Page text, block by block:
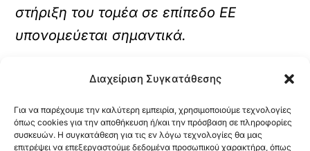
Διαχείριση Συγκατάθεσης
Για να παρέχουμε την καλύτερη εμπειρία, χρησιμοποιούμε τεχνολογίες
όπως cookies για την αποθήκευση ή/και την πρόσβαση σε πληροφορίες
συσκευών. Η συγκατάθεση για τις εν λόγω τεχνολογίες θα μας
επιτρέψει να επεξεργαστούμε δεδομένα προσωπικού χαρακτήρα, όπως
στήριξη του τομέα σε επίπεδο ΕΕ
υπονομεύεται σημαντικά.
Για τις Copa και Cogeca, αυτή η
εφόσον συνοδευτεί από συγκεκριμένα
νομοθετικά και χρηματοδοτικά μέτρα.